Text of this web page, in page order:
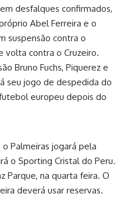
desfalques confirmados,
Abel Ferreira e o
suspensão contra o
volta contra o Cruzeiro.
Bruno Fuchs, Piquerez e
seu jogo de despedida do
europeu depois do
Palmeiras jogará pela
o Sporting Cristal do Peru.
Parque, na quarta feira. O
deverá usar reservas.